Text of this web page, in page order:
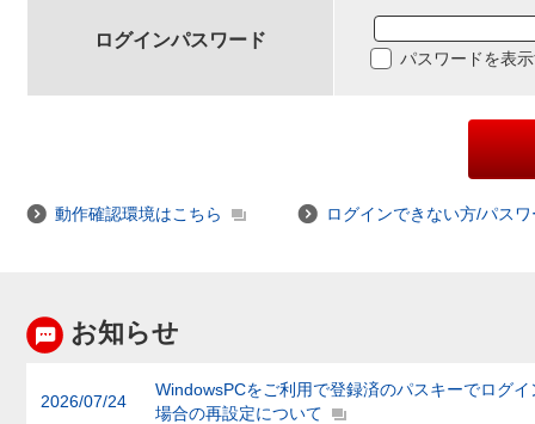
ログインパスワード
パスワードを表
動作確認環境はこちら ログインできない方/パス
お知らせ
2026/07/24
WindowsPCをご利用で登録済のパスキーでログ
場合の再設定について